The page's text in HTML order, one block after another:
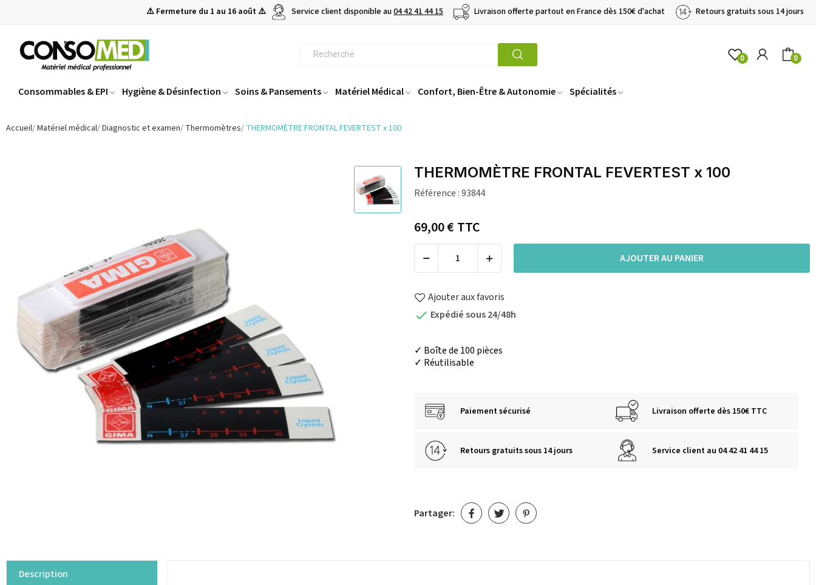
⚠️ Fermeture du 1 au 16 août ⚠️ Service client disponible au04 42 41 44 15 Livraison offerte partout en France dès 150€ d'achat Retours gratuits sous 14 jours
0 0
Consommables & EPI Hygiène & Désinfection Soins & Pansements Matériel Médical Confort, Bien-Être & Autonomie Spécialités
Accueil Matériel médical Diagnostic et examen Thermomètres THERMOMÈTRE FRONTAL FEVERTEST x 100
THERMOMÈTRE FRONTAL FEVERTEST x 100
Référence :93844
69,00 €TTC
AJOUTER AU PANIER
Ajouter aux favoris
 Expédié sous 24/48h
✓ Boîte de 100 pièces
✓ Réutilisable
Paiement sécurisé Livraison offerte dès 150€ TTC
Retours gratuits sous 14 jours Service client au 04 42 41 44 15
Partager:
Description